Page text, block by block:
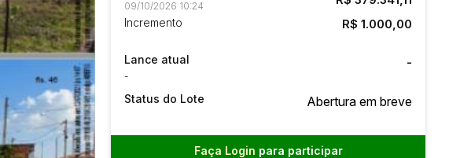
09/10/2026 10:24
Incremento R$ 1.000,00
Lance atual
-
-
Status do Lote Abertura em breve
Faça Login para participar